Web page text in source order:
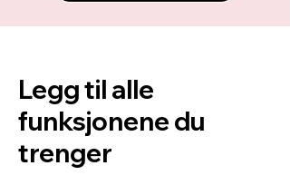
Legg til alle
funksjonene du
trenger